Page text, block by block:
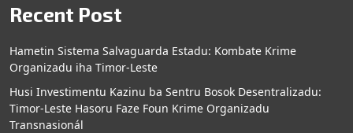
Recent Post
Hametin Sistema Salvaguarda Estadu: Kombate Krime
Organizadu iha Timor-Leste
Husi Investimentu Kazinu ba Sentru Bosok Desentralizadu:
Timor-Leste Hasoru Faze Foun Krime Organizadu
Transnasionál